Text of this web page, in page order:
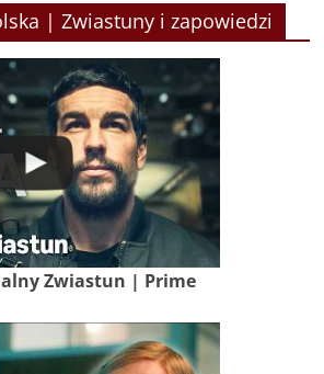
| Zwiastuny i zapowiedzi
Zwiastun | Prime